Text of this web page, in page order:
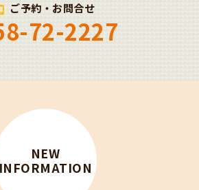
ご予約・お問合せ
72-2227
NEW
INFORMATION